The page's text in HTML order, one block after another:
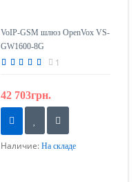
VoIP-GSM шлюз OpenVox VS-
GW1600-8G
1
42 703грн.
Наличие: На складе